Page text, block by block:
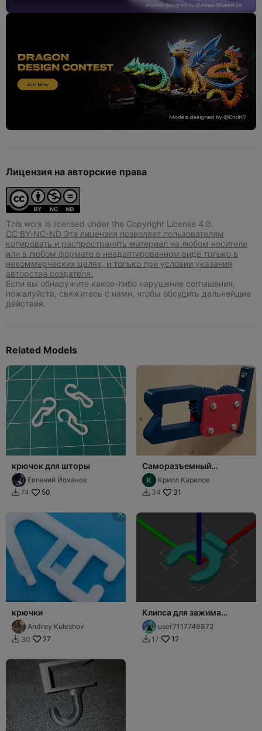
Лицензия на авторские права
This work is licensed under the Copyright License 4.0.
CC BY-NC-ND Эта лицензия позволяет пользователям
копировать и распространять материал на любом носителе
или в любом формате в неадаптированном виде только в
некоммерческих целях, и только при условии указания
авторства создателя.
Если вы обнаружите какое-либо нарушение соглашения,
пожалуйста, свяжитесь с нами, чтобы обсудить дальнейшие
действия.
Related Models
крючок для шторы
Евгений Йоханов
 74 50
Саморазъемный
зубчатый зажимной
крючок для полотенец 3D
Крилл Карилов
 34 31
крючки
Andrey Kuleshov
 30 27
Клипса для зажима
каналаuser7117746872
 17 12